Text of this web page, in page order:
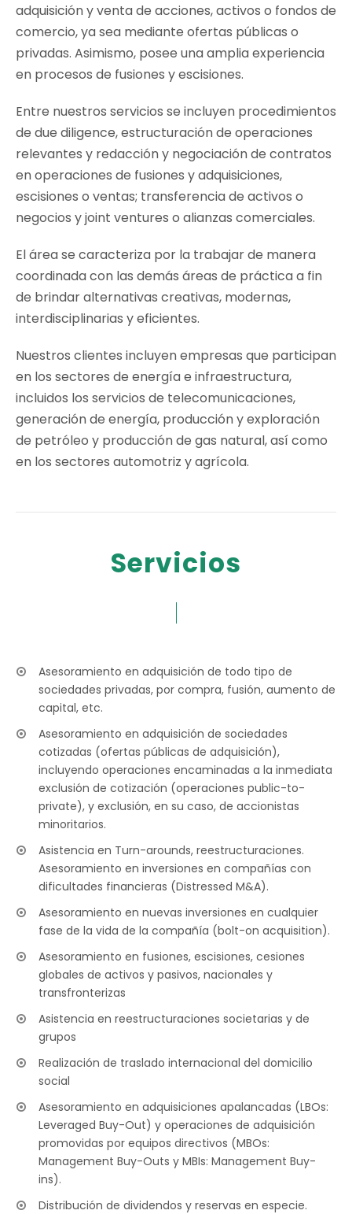
adquisición y venta de acciones, activos o fondos de
comercio, ya sea mediante ofertas públicas o
privadas. Asimismo, posee una amplia experiencia
en procesos de fusiones y escisiones.
Entre nuestros servicios se incluyen procedimientos
de due diligence, estructuración de operaciones
relevantes y redacción y negociación de contratos
en operaciones de fusiones y adquisiciones,
escisiones o ventas; transferencia de activos o
negocios yjoint ventures o alianzas comerciales.
El área se caracteriza por la trabajar de manera
coordinada con las demás áreas de práctica a fin
de brindar alternativas creativas, modernas,
interdisciplinarias y eficientes.
Nuestros clientes incluyen empresas que participan
en los sectores de energía e infraestructura,
incluidos los servicios de telecomunicaciones,
generación de energía, producción y exploración
de petróleo y producción de gas natural, así como
en los sectores automotriz y agrícola.
Servicios
Asesoramiento en adquisición de todo tipo de
sociedades privadas, por compra, fusión, aumento de
capital, etc.
Asesoramiento en adquisición de sociedades
cotizadas (ofertas públicas de adquisición),
incluyendo operaciones encaminadas a la inmediata
exclusión de cotización (operaciones public-to-
private), y exclusión, en su caso, de accionistas
minoritarios.
Asistencia en Turn-arounds, reestructuraciones.
Asesoramiento en inversiones en compañías con
dificultades financieras (Distressed M&A).
Asesoramiento en nuevas inversiones en cualquier
fase de la vida de la compañía (bolt-on acquisition).
Asesoramiento en fusiones, escisiones, cesiones
globales de activos y pasivos, nacionales y
transfronterizas
Asistencia en reestructuraciones societarias y de
grupos
Realización de traslado internacional del domicilio
social
Asesoramiento en adquisiciones apalancadas (LBOs:
Leveraged Buy-Out) y operaciones de adquisición
promovidas por equipos directivos (MBOs:
Management Buy-Outs y MBIs: Management Buy-
ins).
Distribución de dividendos y reservas en especie.